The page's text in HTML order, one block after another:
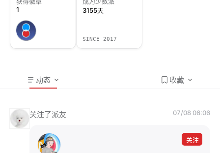
1
3155天
SINCE 2017
动态 收藏
关注了派友 07/08 06:06
关注